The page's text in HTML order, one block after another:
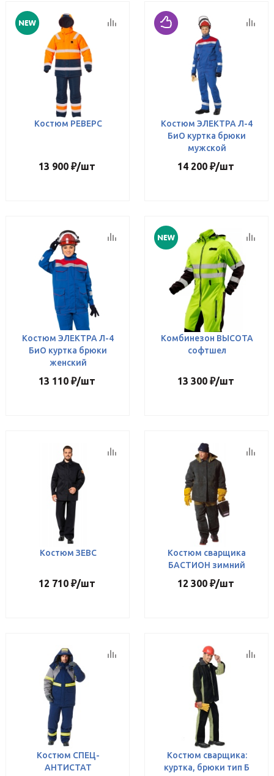
Костюм РЕВЕРС
13 900₽/шт
Костюм ЭЛЕКТРА Л-4
БиО куртка брюки
мужской
14 200₽/шт
Костюм ЭЛЕКТРА Л-4
БиО куртка брюки
женский
13 110₽/шт
Комбинезон ВЫСОТА
софтшел
13 300₽/шт
Костюм ЗЕВС
12 710₽/шт
Костюм сварщика
БАСТИОН зимний
12 300₽/шт
Костюм СПЕЦ-
АНТИСТАТ
Костюм сварщика:
куртка, брюки тип Б